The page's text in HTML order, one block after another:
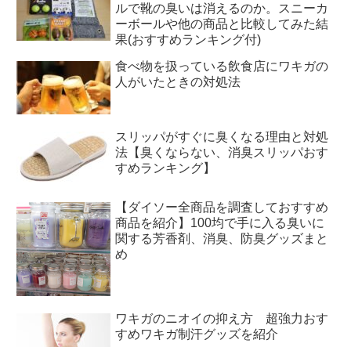
ルで靴の臭いは消えるのか。スニーカ
ーボールや他の商品と比較してみた結
果(おすすめランキング付)
食べ物を扱っている飲食店にワキガの
人がいたときの対処法
スリッパがすぐに臭くなる理由と対処
法【臭くならない、消臭スリッパおす
すめランキング】
【ダイソー全商品を調査しておすすめ
商品を紹介】100均で手に入る臭いに
関する芳香剤、消臭、防臭グッズまと
め
ワキガのニオイの抑え方 超強力おす
すめワキガ制汗グッズを紹介